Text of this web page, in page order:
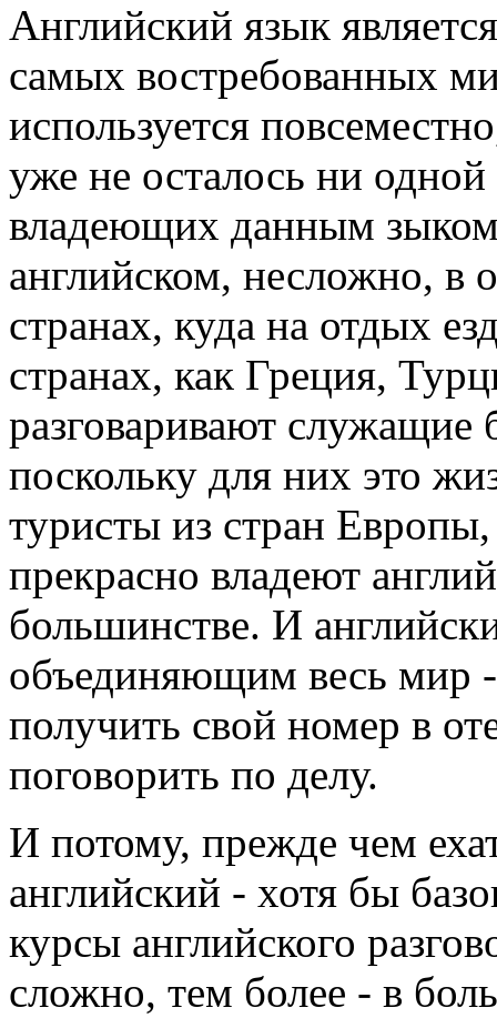
Английский язык
самых востребованных
используется
уже не осталось ни
владеющих данным
английском, несложно, в
странах, куда на отдых
странах, как Греция,
разговаривают служащие
поскольку для них это
туристы из стран
прекрасно владеют
большинстве. И
объединяющим весь мир
получить свой номер в
поговорить по делу.
И потому, прежде чем
английский - хотя бы
курсы английского
сложно, тем более - в